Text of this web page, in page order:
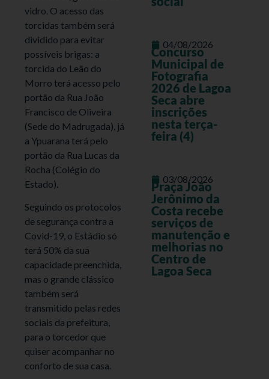
vidro. O acesso das
torcidas também será
dividido para evitar
possíveis brigas: a
torcida do Leão do
Morro terá acesso pelo
portão da Rua João
Francisco de Oliveira
(Sede do Madrugada), já
a Ypuarana terá pelo
portão da Rua Lucas da
Rocha (Colégio do
Estado).
Seguindo os protocolos
de segurança contra a
Covid-19, o Estádio só
terá 50% da sua
capacidade preenchida,
mas o grande clássico
também será
transmitido pelas redes
sociais da prefeitura,
para o torcedor que
quiser acompanhar no
conforto de sua casa.
04/08/2026
Concurso
Municipal de
Fotografia
2026 de Lagoa
Seca abre
inscrições
nesta terça-
feira (4)
03/08/2026
Praça João
Jerônimo da
Costa recebe
serviços de
manutenção e
melhorias no
Centro de
Lagoa Seca